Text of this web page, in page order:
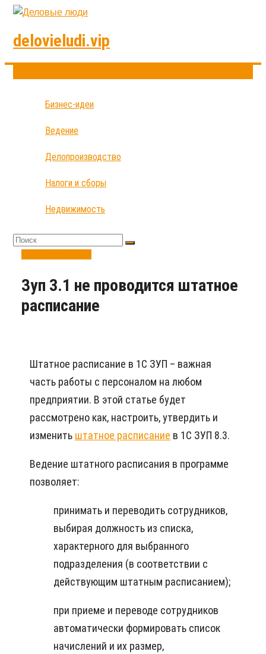
delovieludi.vip
Бизнес-идеи
Ведение
Делопроизводство
Налоги и сборы
Недвижимость
Зуп 3.1 не проводится штатное
расписание
Штатное расписание в 1С ЗУП – важная
часть работы с персоналом на любом
предприятии. В этой статье будет
рассмотрено как, настроить, утвердить и
изменить штатное расписание в 1С ЗУП 8.3.
Ведение штатного расписания в программе
позволяет:
принимать и переводить сотрудников,
выбирая должность из списка,
характерного для выбранного
подразделения (в соответствии с
действующим штатным расписанием);
при приеме и переводе сотрудников
автоматически формировать список
начислений и их размер,